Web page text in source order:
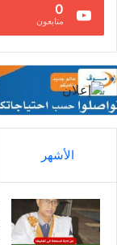
0
متابعون
الأشهر